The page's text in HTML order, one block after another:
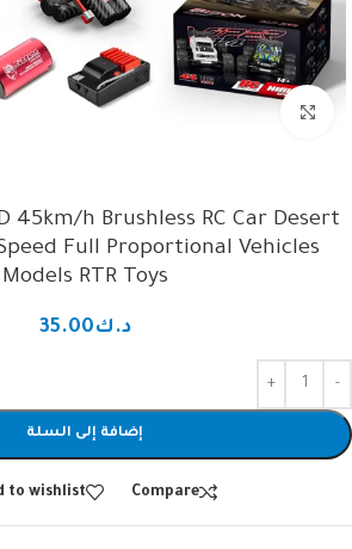
45km/h Brushless RC Car Desert
Full Proportional Vehicles
Models RTR Toys
د.ك35.00
إضافة إلى السلة
Compare
to wishlist